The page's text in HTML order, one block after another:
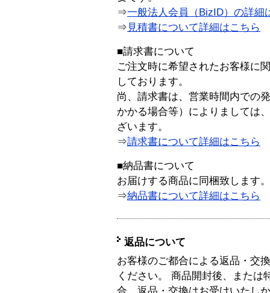
⇒一般法人会員（BizID）の詳細
⇒ 見積書について詳細はこちら
■請求書について
ご注文時に希望されたお客様に
しております。
尚、請求書は、営業時間内での
かかる場合等）によりましては
ざいます。
⇒請求書について詳細はこちら
■納品書について
お届けする商品に同梱致します。
⇒納品書について詳細はこちら
返品について
お客様のご都合による返品・交
ください。 商品開封後、または